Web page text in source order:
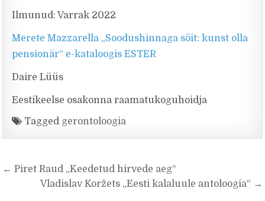
Ilmunud: Varrak 2022
Merete Mazzarella „Soodushinnaga sõit: kunst olla
pensionär“ e-kataloogis ESTER
Daire Lüüs
Eestikeelse osakonna raamatukoguhoidja
Tagged gerontoloogia
Navigeerimine
← Piret Raud „Keedetud hirvede aeg“
Vladislav Koržets „Eesti kalaluule antoloogia“ →